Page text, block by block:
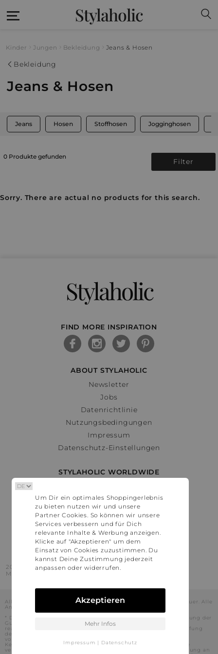
Stylaholic
Kinder Jungen Bekleidung Jeans & Hosen
Bekleidung
Jeans & Hosen
Jeans Hosen Stoffhosen Jogginghosen
0 Produkte gefunden
Filter
Sorry. There are actual no products for this search.
Stylaholic
FIND MORE INSPIRATION
ABOUT STYLAHOLIC
Newsletter
Jobs
Datenrichtlinie
Nutzungsbedingungen
Impressum
Datenschutz-Einstellungen
STYLAHOLIC WORLDWIDE
Österreich
Schweiz
France
United States
2016 - 2026 © Stylaholic.
Made for you with love in munich.
Alle Preise inkl. der jeweils geltenden gesetzlichen Mehrwertsteuer. Alle
Angaben ohne Gewähr.
* Die angezeigten Preise beinhalten Rabatte, die durch die Nutzung der
Gutschein-Codes auf den Seiten unserer Partner voraussichtlich
realisiert werden können. Stylaholic führt keine vollständige Prüfung
der Gutschein-Codes durch und es kann daher in Einzelfällen
vorkommen, dass die Gutscheine abweichend von unserem
Kenntnisstand bei dem jeweiligen Shop nicht oder nur teilweise
verwendet werden können. Darüber hinaus kann deren Verwendung an
Um Dir ein optimales Shoppingerlebnis
zu bieten nutzen wir und unsere
Partner Cookies. So können wir unsere
Services verbessern und für Dich
relevante Inhalte & Werbung anzeigen.
Klicke auf "Akzeptieren" um dem
Einsatz von Cookies zuzustimmen. Du
kannst Deine Zustimmung jederzeit
anpassen oder widerrufen.
Akzeptieren
Mehr Infos
Impressum | Datenschutz